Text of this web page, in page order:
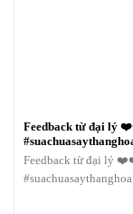
Feedback từ đại lý ❤️❤️❤️❤️ #suachuasay
Feedback từ đại lý
#suachuasaythanghoa